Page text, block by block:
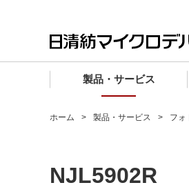
製品・サービス
マイクロ波製品
車載機器向けIC
マイクロ波製品
電子デバイス製品
マイクロ波製品
企業理念
ホーム 製品・サービス フォ
NJL5902R